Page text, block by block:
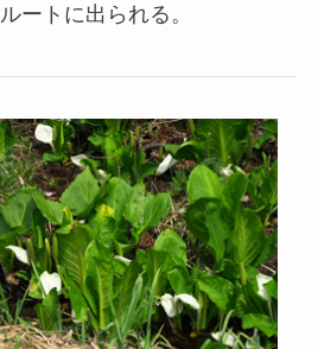
ートに出られる。